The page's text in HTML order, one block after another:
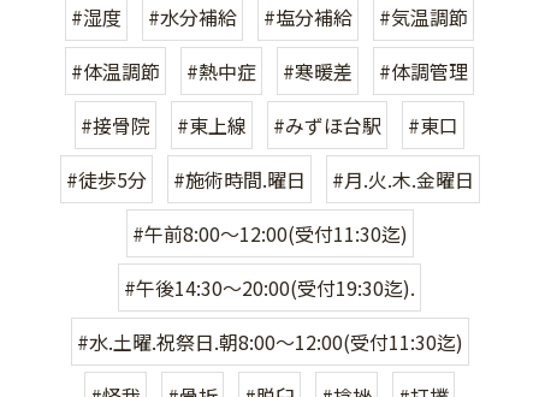
#湿度
#水分補給 #塩分補給
#気温調節
#体温調節
#熱中症 #寒暖差
#体調管理
#接骨院
#東上線 #みずほ台駅
#東口
#徒歩5分
#施術時間.曜日
#月.火.木.金曜日
#午前8:00〜12:00(受付11:30迄)
#午後14:30〜20:00(受付19:30迄).
#水.土曜.祝祭日.朝8:00〜12:00(受付11:30迄)